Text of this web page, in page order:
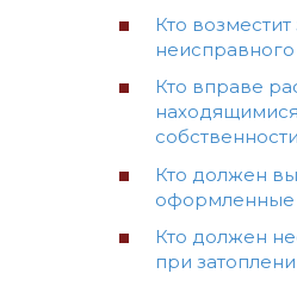
Кто возместит
неисправного
Кто вправе
собственности
Кто должен
оформленные
Кто должен
при